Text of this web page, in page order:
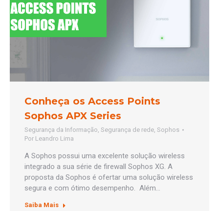
Conheça os Access Points
Sophos APX Series
Segurança da Informação, Segurança de rede, Sophos
Por Leandro Lima
A Sophos possui uma excelente solução wireless
integrado a sua série de firewall Sophos XG. A
proposta da Sophos é ofertar uma solução wireless
segura e com ótimo desempenho. Além…
Saiba Mais